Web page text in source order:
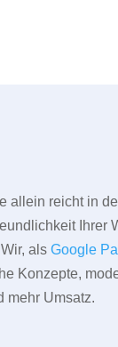
allein reicht in
Ihrer
Wir, alsGoogle
Konzepte,
mehr Umsatz.